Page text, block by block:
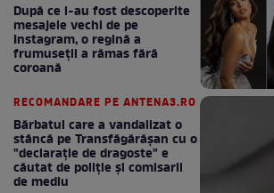
După ce i-au fost descoperite
mesajele vechi de pe
Instagram, o regină a
frumuseții a rămas fără
coroană
RECOMANDARE PE ANTENA3.RO
Bărbatul care a vandalizat o
stâncă pe Transfăgărășan cu o
"declaraţie de dragoste" e
căutat de poliție și comisarii
de mediu